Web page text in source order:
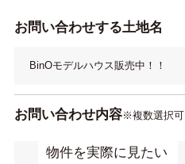
お問い合わせする土地名
お問い合わせ内容※複数選択可
物件を実際に見たい